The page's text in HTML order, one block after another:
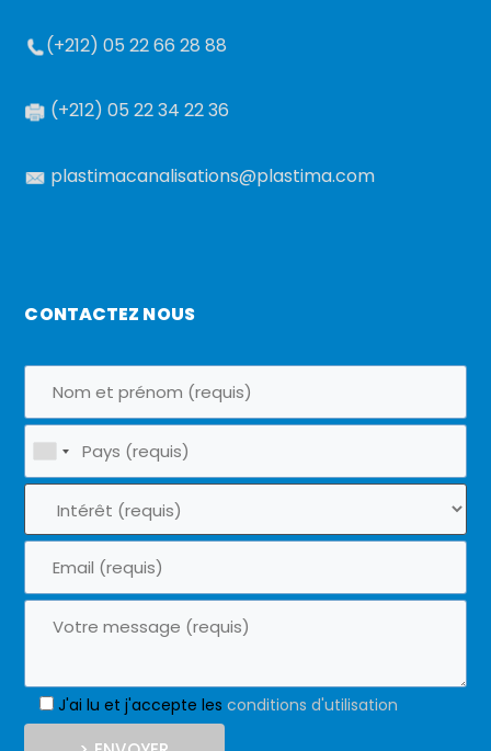
(+212) 05 22 66 28 88
(+212) 05 22 34 22 36
plastimacanalisations@plastima.com
CONTACTEZ NOUS
J'ai lu et j'accepte lesconditions d'utilisation